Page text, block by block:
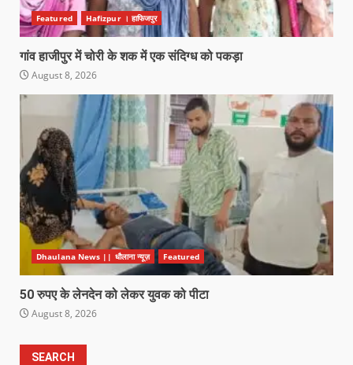
Featured Hafizpur । हाफिजपुर
गांव हाजीपुर में चोरी के शक में एक संदिग्ध को पकड़ा
August 8, 2026
Dhaulana News || धौलाना न्यूज़ Featured
50 रुपए के लेनदेन को लेकर युवक को पीटा
August 8, 2026
SEARCH